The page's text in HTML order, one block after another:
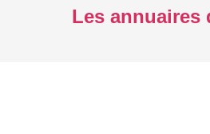
Les annuaires